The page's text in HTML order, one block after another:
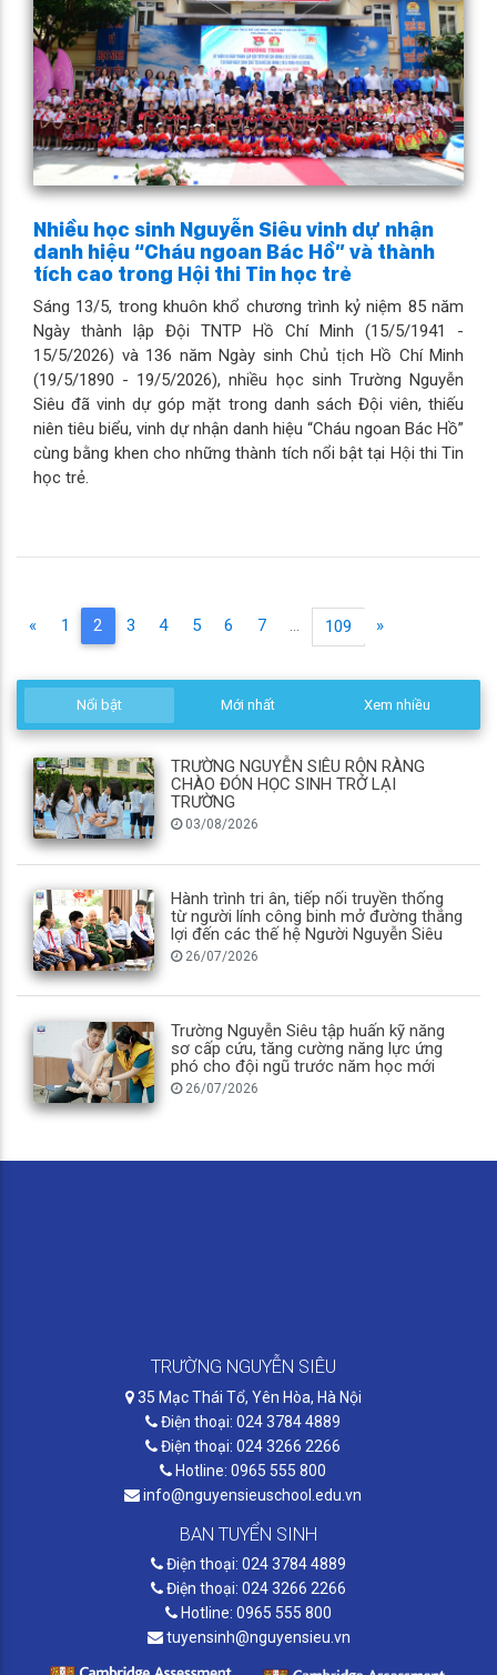
Nhiều học sinh Nguyễn Siêu vinh dự nhận
danh hiệu “Cháu ngoan Bác Hồ” và thành
tích cao trong Hội thi Tin học trẻ
Sáng 13/5, trong khuôn khổ chương trình kỷ niệm 85 năm
Ngày thành lập Đội TNTP Hồ Chí Minh (15/5/1941 -
15/5/2026) và 136 năm Ngày sinh Chủ tịch Hồ Chí Minh
(19/5/1890 - 19/5/2026), nhiều học sinh Trường Nguyễn
Siêu đã vinh dự góp mặt trong danh sách Đội viên, thiếu
niên tiêu biểu, vinh dự nhận danh hiệu “Cháu ngoan Bác Hồ”
cùng bằng khen cho những thành tích nổi bật tại Hội thi Tin
học trẻ.
« 1 2 (current)
3 4 5 6 7 ... 109 »
Nổi bật Mới nhất Xem nhiều
TRƯỜNG NGUYỄN SIÊU RỘN RÀNG
CHÀO ĐÓN HỌC SINH TRỞ LẠI
TRƯỜNG
03/08/2026
Hành trình tri ân, tiếp nối truyền thống
từ người lính công binh mở đường thắng
lợi đến các thế hệ Người Nguyễn Siêu
26/07/2026
Trường Nguyễn Siêu tập huấn kỹ năng
sơ cấp cứu, tăng cường năng lực ứng
phó cho đội ngũ trước năm học mới
26/07/2026
TRƯỜNG NGUYỄN SIÊU
35 Mạc Thái Tổ, Yên Hòa, Hà Nội
Điện thoại: 024 3784 4889
Điện thoại: 024 3266 2266
Hotline: 0965 555 800
info@nguyensieuschool.edu.vn
BAN TUYỂN SINH
Điện thoại: 024 3784 4889
Điện thoại: 024 3266 2266
Hotline: 0965 555 800
tuyensinh@nguyensieu.vn